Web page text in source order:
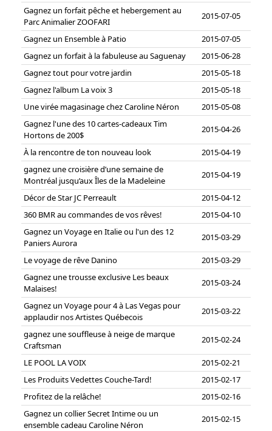
Gagnez un forfait pêche et hebergement au
Parc Animalier ZOOFARI
2015-07-05
Gagnez un Ensemble à Patio
2015-07-05
Gagnez un forfait à la fabuleuse au Saguenay
2015-06-28
Gagnez tout pour votre jardin
2015-05-18
Gagnez l'album La voix 3
2015-05-18
Une virée magasinage chez Caroline Néron
2015-05-08
Gagnez l'une des 10 cartes-cadeaux Tim
Hortons de 200$
2015-04-26
À la rencontre de ton nouveau look
2015-04-19
gagnez une croisière d’une semaine de
Montréal jusqu’aux Îles de la Madeleine
2015-04-19
Décor de Star JC Perreault
2015-04-12
360 BMR au commandes de vos rêves!
2015-04-10
Gagnez un Voyage en Italie ou l'un des 12
Paniers Aurora
2015-03-29
Le voyage de rêve Danino
2015-03-29
Gagnez une trousse exclusive Les beaux
Malaises!
2015-03-24
Gagnez un Voyage pour 4 à Las Vegas pour
applaudir nos Artistes Québecois
2015-03-22
gagnez une souffleuse à neige de marque
Craftsman
2015-02-24
LE POOL LA VOIX
2015-02-21
Les Produits Vedettes Couche-Tard!
2015-02-17
Profitez de la relâche!
2015-02-16
Gagnez un collier Secret Intime ou un
ensemble cadeau Caroline Néron
2015-02-15